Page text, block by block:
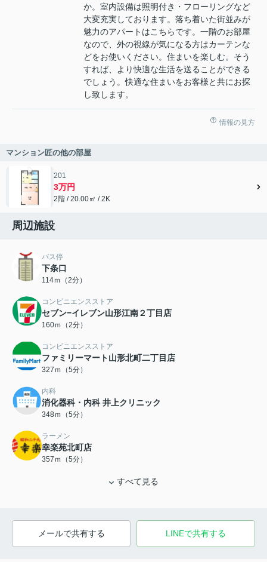
か。室内設備は照明付き・フローリングなど
大変充実しております。落ち着いた街並みが
魅力のアパートはこちらです。一階のお部屋
なので、外の視線が気になる方はカーテンな
どをお使いください。住まいを楽しむ。そう
すれば、より快適な生活を送ることができる
でしょう。快適な住まいをお客様と共にお探
し致します。
情報の見方
マンション匠の他の部屋
201
3万円
2階 / 20.00㎡ / 2K
周辺施設
バス停
下条口
114ｍ（2分）
コンビニエンスストア
セブン−イレブン山形江南２丁目店
160ｍ（2分）
コンビニエンスストア
ファミリーマート山形北町二丁目店
327ｍ（5分）
内科
消化器科・内科 井上クリニック
348ｍ（5分）
ラーメン
幸楽苑北町店
357ｍ（5分）
すべて見る
メールで共有する LINEで共有する